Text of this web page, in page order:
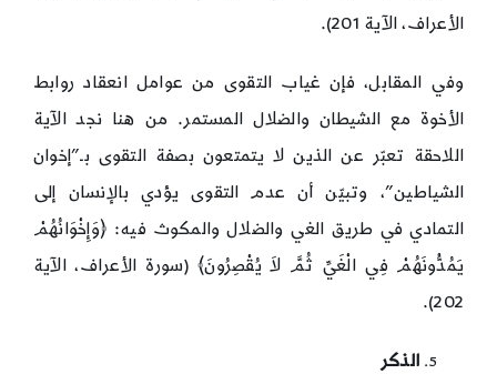
الأعراف، الآية 201).
وفي المقابل، فإن غياب التقوى من عوامل انعقاد روابط
الأخوة مع الشيطان والضلال المستمر. من هنا نجد الآية
اللاحقة تعبّر عن الذين لا يتمتعون بصفة التقوى بـ”إخوان
الشياطين”، وتبيّن أن عدم التقوى يؤدي بالإنسان إلى
التمادي في طريق الغي والضلال والمكوث فيه: ﴿وَإِخْوَانُهُمْ
يَمُدُّونَهُمْ فِي الْغَيِّ ثُمَّ لاَ يُقْصِرُونَ﴾ (سورة الأعراف، الآية
202).
الذكر